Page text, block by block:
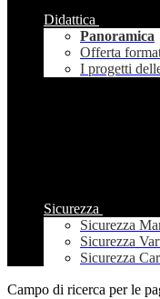
Didattica
Panoramica
Offerta
I progetti
Sicurezza
Sicurezza
Sicurezza
Sicurezza
Campo di ricerca per le